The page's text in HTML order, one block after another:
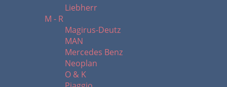
Liebherr
M - R
Magirus-Deutz
MAN
Mercedes Benz
Neoplan
O & K